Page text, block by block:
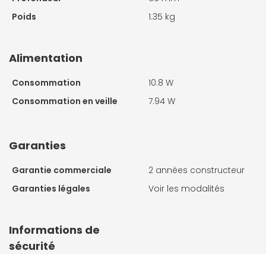
Poids
1.35 kg
Alimentation
Consommation
10.8 W
Consommation en veille
7.94 W
Garanties
Garantie commerciale
2 années constructeur
Garanties légales
Voir les modalités
Informations de
sécurité